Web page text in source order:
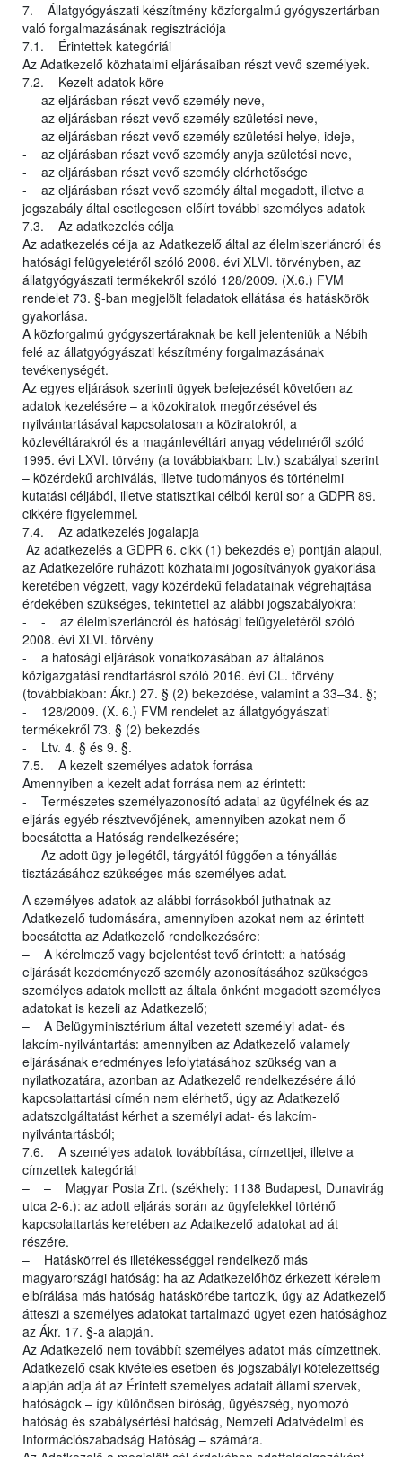
7. Állatgyógyászati készítmény közforgalmú gyógyszertárban
való forgalmazásának regisztrációja
7.1. Érintettek kategóriái
Az Adatkezelő közhatalmi eljárásaiban részt vevő személyek.
7.2. Kezelt adatok köre
- az eljárásban részt vevő személy neve,
- az eljárásban részt vevő személy születési neve,
- az eljárásban részt vevő személy születési helye, ideje,
- az eljárásban részt vevő személy anyja születési neve,
- az eljárásban részt vevő személy elérhetősége
- az eljárásban részt vevő személy által megadott, illetve a
jogszabály által esetlegesen előírt további személyes adatok
7.3. Az adatkezelés célja
Az adatkezelés célja az Adatkezelő által az élelmiszerláncról és
hatósági felügyeletéről szóló 2008. évi XLVI. törvényben, az
állatgyógyászati termékekről szóló 128/2009. (X.6.) FVM
rendelet 73. §-ban megjelölt feladatok ellátása és hatáskörök
gyakorlása.
A közforgalmú gyógyszertáraknak be kell jelenteniük a Nébih
felé az állatgyógyászati készítmény forgalmazásának
tevékenységét.
Az egyes eljárások szerinti ügyek befejezését követően az
adatok kezelésére – a közokiratok megőrzésével és
nyilvántartásával kapcsolatosan a köziratokról, a
közlevéltárakról és a magánlevéltári anyag védelméről szóló
1995. évi LXVI. törvény (a továbbiakban: Ltv.) szabályai szerint
– közérdekű archiválás, illetve tudományos és történelmi
kutatási céljából, illetve statisztikai célból kerül sor a GDPR 89.
cikkére figyelemmel.
7.4. Az adatkezelés jogalapja
Az adatkezelés a GDPR 6. cikk (1) bekezdés e) pontján alapul,
az Adatkezelőre ruházott közhatalmi jogosítványok gyakorlása
keretében végzett, vagy közérdekű feladatainak végrehajtása
érdekében szükséges, tekintettel az alábbi jogszabályokra:
- - az élelmiszerláncról és hatósági felügyeletéről szóló
2008. évi XLVI. törvény
- a hatósági eljárások vonatkozásában az általános
közigazgatási rendtartásról szóló 2016. évi CL. törvény
(továbbiakban: Ákr.) 27. § (2) bekezdése, valamint a 33–34. §;
- 128/2009. (X. 6.) FVM rendelet az állatgyógyászati
termékekről 73. § (2) bekezdés
- Ltv. 4. § és 9. §.
7.5. A kezelt személyes adatok forrása
Amennyiben a kezelt adat forrása nem az érintett:
- Természetes személyazonosító adatai az ügyfélnek és az
eljárás egyéb résztvevőjének, amennyiben azokat nem ő
bocsátotta a Hatóság rendelkezésére;
- Az adott ügy jellegétől, tárgyától függően a tényállás
tisztázásához szükséges más személyes adat.
A személyes adatok az alábbi forrásokból juthatnak az
Adatkezelő tudomására, amennyiben azokat nem az érintett
bocsátotta az Adatkezelő rendelkezésére:
– A kérelmező vagy bejelentést tevő érintett: a hatóság
eljárását kezdeményező személy azonosításához szükséges
személyes adatok mellett az általa önként megadott személyes
adatokat is kezeli az Adatkezelő;
– A Belügyminisztérium által vezetett személyi adat- és
lakcím-nyilvántartás: amennyiben az Adatkezelő valamely
eljárásának eredményes lefolytatásához szükség van a
nyilatkozatára, azonban az Adatkezelő rendelkezésére álló
kapcsolattartási címén nem elérhető, úgy az Adatkezelő
adatszolgáltatást kérhet a személyi adat- és lakcím-
nyilvántartásból;
7.6. A személyes adatok továbbítása, címzettjei, illetve a
címzettek kategóriái
– – Magyar Posta Zrt. (székhely: 1138 Budapest, Dunavirág
utca 2-6.): az adott eljárás során az ügyfelekkel történő
kapcsolattartás keretében az Adatkezelő adatokat ad át
részére.
– Hatáskörrel és illetékességgel rendelkező más
magyarországi hatóság: ha az Adatkezelőhöz érkezett kérelem
elbírálása más hatóság hatáskörébe tartozik, úgy az Adatkezelő
átteszi a személyes adatokat tartalmazó ügyet ezen hatósághoz
az Ákr. 17. §-a alapján.
Az Adatkezelő nem továbbít személyes adatot más címzettnek.
Adatkezelő csak kivételes esetben és jogszabályi kötelezettség
alapján adja át az Érintett személyes adatait állami szervek,
hatóságok – így különösen bíróság, ügyészség, nyomozó
hatóság és szabálysértési hatóság, Nemzeti Adatvédelmi és
Információszabadság Hatóság – számára.